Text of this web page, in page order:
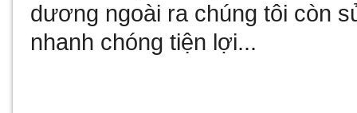
dương ngoài ra chúng tôi còn
nhanh chóng tiện lợi...